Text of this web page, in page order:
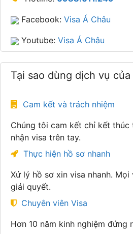
Facebook: Visa Á Châu
Youtube: Visa Á Châu
Tại sao dùng dịch vụ của
Cam kết và trách nhiệm
Chúng tôi cam kết chỉ kết thúc
nhận visa trên tay.
Thực hiện hồ sơ nhanh
Xử lý hồ sơ xin visa nhanh. Mọi
giải quyết.
Chuyên viên Visa
Hơn 10 năm kinh nghiệm đứng